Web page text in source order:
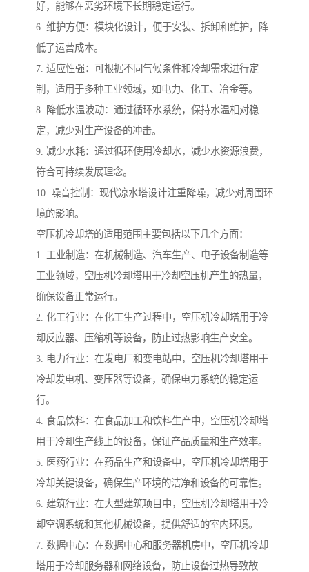
好，能够在恶劣环境下长期稳定运行。
6. 维护方便：模块化设计，便于安装、拆卸和维护，降
低了运营成本。
7. 适应性强：可根据不同气候条件和冷却需求进行定
制，适用于多种工业领域，如电力、化工、冶金等。
8. 降低水温波动：通过循环水系统，保持水温相对稳
定，减少对生产设备的冲击。
9. 减少水耗：通过循环使用冷却水，减少水资源浪费，
符合可持续发展理念。
10. 噪音控制：现代凉水塔设计注重降噪，减少对周围环
境的影响。
空压机冷却塔的适用范围主要包括以下几个方面：
1. 工业制造：在机械制造、汽车生产、电子设备制造等
工业领域，空压机冷却塔用于冷却空压机产生的热量，
确保设备正常运行。
2. 化工行业：在化工生产过程中，空压机冷却塔用于冷
却反应器、压缩机等设备，防止过热影响生产安全。
3. 电力行业：在发电厂和变电站中，空压机冷却塔用于
冷却发电机、变压器等设备，确保电力系统的稳定运
行。
4. 食品饮料：在食品加工和饮料生产中，空压机冷却塔
用于冷却生产线上的设备，保证产品质量和生产效率。
5. 医药行业：在药品生产和设备中，空压机冷却塔用于
冷却关键设备，确保生产环境的洁净和设备的可靠性。
6. 建筑行业：在大型建筑项目中，空压机冷却塔用于冷
却空调系统和其他机械设备，提供舒适的室内环境。
7. 数据中心：在数据中心和服务器机房中，空压机冷却
塔用于冷却服务器和网络设备，防止设备过热导致故